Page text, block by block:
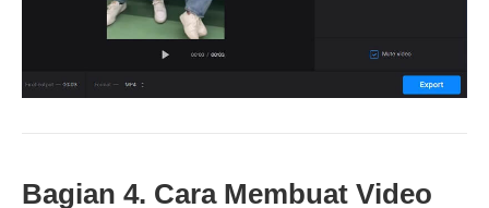
Bagian 4. Cara Membuat Video